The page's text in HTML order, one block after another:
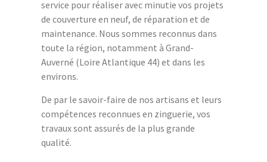
service pour réaliser avec minutie vos projets
de couverture en neuf, de réparation et de
maintenance. Nous sommes reconnus dans
toute la région, notamment à Grand-
Auverné (Loire Atlantique 44) et dans les
environs.
De par le savoir-faire de nos artisans et leurs
compétences reconnues en zinguerie, vos
travaux sont assurés de la plus grande
qualité.